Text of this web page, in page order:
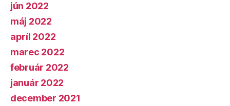
jún 2022
máj 2022
apríl 2022
marec 2022
február 2022
január 2022
december 2021